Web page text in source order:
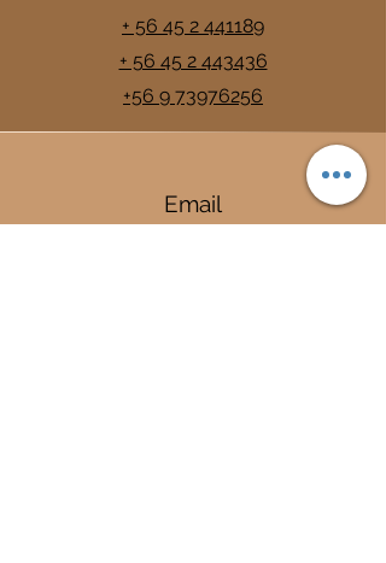
+ 56 45 2 441189
+ 56 45 2 443436
+56 9 73976256
Email